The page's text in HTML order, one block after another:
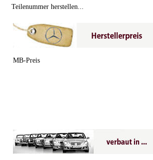
Teilenummer herstellen...
MB-Preis